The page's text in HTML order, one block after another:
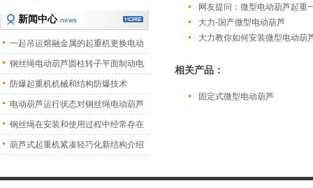
网友提问：微型电动葫芦起重
大力-国产微型电动葫芦
大力教你如何安装微型电动葫
相关产品：
固定式微型电动葫芦
新闻中心 news
一起吊运熔融金属的起重机更换电动
葫 钢丝绳电动葫芦圆柱转子平面制动电
机
防爆起重机机械和结构防爆技术
电动葫芦运行状态对钢丝绳电动葫芦
振 钢丝绳在安装和使用过程中经常存在
的 葫芦式起重机紧凑轻巧化新结构介绍